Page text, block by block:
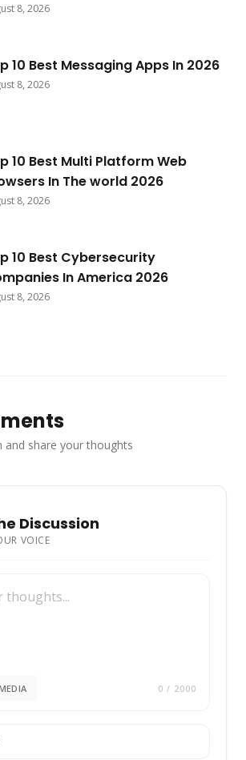
8, 2026
10 Best Messaging Apps In 2026
8, 2026
10 Best Multi Platform Web
In The world 2026
8, 2026
10 Best Cybersecurity
In America 2026
8, 2026
and share your thoughts
Discussion
VOICE
0 / 2000